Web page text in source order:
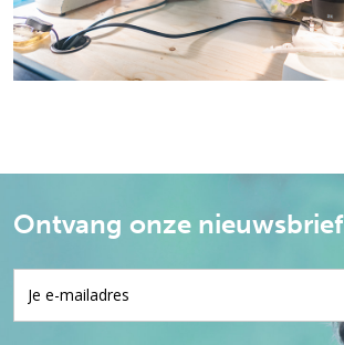
Ontvang onze nieuwsbrief